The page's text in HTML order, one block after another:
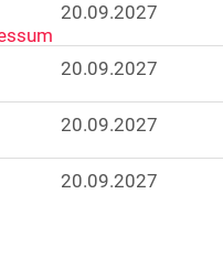
20.09.2027
20.09.2027
20.09.2027
20.09.2027